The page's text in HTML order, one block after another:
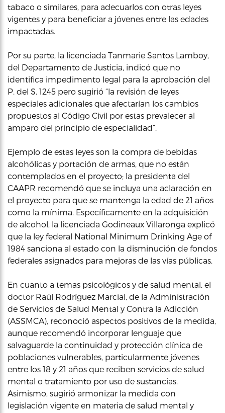
tabaco o similares, para adecuarlos con otras leyes
vigentes y para beneficiar a jóvenes entre las edades
impactadas.
Por su parte, la licenciada Tanmarie Santos Lamboy,
del Departamento de Justicia, indicó que no
identifica impedimento legal para la aprobación del
P. del S. 1245 pero sugirió “la revisión de leyes
especiales adicionales que afectarían los cambios
propuestos al Código Civil por estas prevalecer al
amparo del principio de especialidad”.
Ejemplo de estas leyes son la compra de bebidas
alcohólicas y portación de armas, que no están
contemplados en el proyecto; la presidenta del
CAAPR recomendó que se incluya una aclaración en
el proyecto para que se mantenga la edad de 21 años
como la mínima. Específicamente en la adquisición
de alcohol, la licenciada Godineaux Villaronga explicó
que la ley federal National Minimum Drinking Age of
1984 sanciona al estado con la disminución de fondos
federales asignados para mejoras de las vías públicas.
En cuanto a temas psicológicos y de salud mental, el
doctor Raúl Rodríguez Marcial, de la Administración
de Servicios de Salud Mental y Contra la Adicción
(ASSMCA), reconoció aspectos positivos de la medida,
aunque recomendó incorporar lenguaje que
salvaguarde la continuidad y protección clínica de
poblaciones vulnerables, particularmente jóvenes
entre los 18 y 21 años que reciben servicios de salud
mental o tratamiento por uso de sustancias.
Asimismo, sugirió armonizar la medida con
legislación vigente en materia de salud mental y